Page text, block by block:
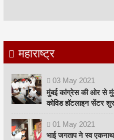
महाराष्ट्र
03 May 2021
मुंबई कांग्रेस की ओर से
कोविड हॉटलाइन सेंटर
01 May 2021
भाई जगताप ने स्व एकनाथ